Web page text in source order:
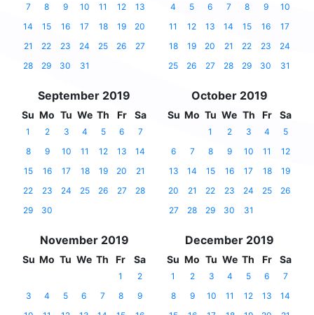
7
8 9 10 11 12
13
14
15 16 17 18 19
20
21
22 23 24 25 26
27
28
29 30 31
4
5 6 7 8 9
10
11
12 13 14 15 16
17
18
19 20 21 22 23
24
25
26 27 28 29 30 31
September 2019
Su Mo Tu We Th Fr Sa
1 2 3 4 5 6
7
8
9 10 11 12 13
14
15
16 17 18 19 20
21
22
23 24 25 26 27
28
29
30
October 2019
Su Mo Tu We Th Fr Sa
1 2 3 4
5
6
7 8 9 10 11
12
13
14 15 16 17 18
19
20
21 22 23 24 25
26
27
28 29 30 31
November 2019
Su Mo Tu We Th Fr Sa
1
2
3
4 5 6 7 8
9
December 2019
Su Mo Tu We Th Fr Sa
1 2 3 4 5 6
7
8
9 10 11 12 13
14